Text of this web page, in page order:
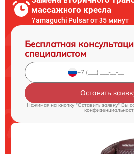
массажного кресла
Yamaguchi Pulsar от 35 минут
Бесплатная
специалистом
Оставить
Нажимая на кнопку "Оставить заявку" Вы